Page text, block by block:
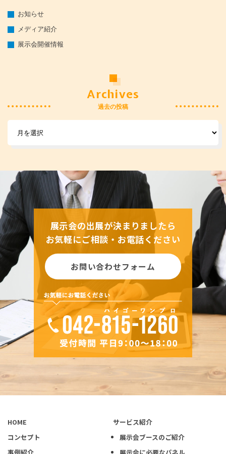
お知らせ
メディア紹介
展示会開催情報
Archives
過去の投稿
展示会の出展が決まりましたら
お気軽にご相談・お電話ください
お問い合わせフォーム
HOME
コンセプト
事例紹介
サービス紹介
展示会ブースのご紹介
展示会に必要なパネル